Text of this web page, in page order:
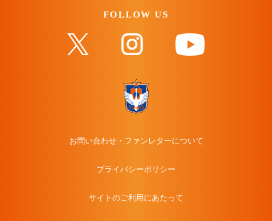
FOLLOW US
お問い合わせ・ファンレターについて
プライバシーポリシー
サイトのご利用にあたって